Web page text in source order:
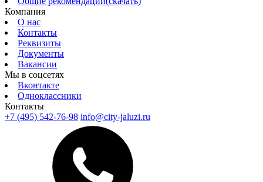
Компания
О нас
Контакты
Реквизиты
Документы
Вакансии
Мы в соцсетях
Вконтакте
Одноклассники
Контакты
+7 (495) 542-76-98 info@city-jaluzi.ru